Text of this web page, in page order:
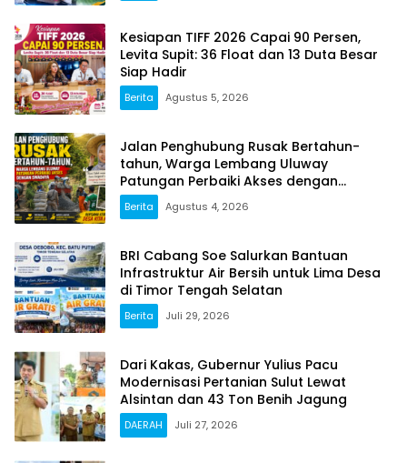
Kesiapan TIFF 2026 Capai 90 Persen,
Levita Supit: 36 Float dan 13 Duta Besar
Siap Hadir
Berita Agustus 5, 2026
Jalan Penghubung Rusak Bertahun-
tahun, Warga Lembang Uluway
Patungan Perbaiki Akses dengan
Swadaya
Berita Agustus 4, 2026
BRI Cabang Soe Salurkan Bantuan
Infrastruktur Air Bersih untuk Lima Desa
di Timor Tengah Selatan
Berita Juli 29, 2026
Dari Kakas, Gubernur Yulius Pacu
Modernisasi Pertanian Sulut Lewat
Alsintan dan 43 Ton Benih Jagung
DAERAH Juli 27, 2026